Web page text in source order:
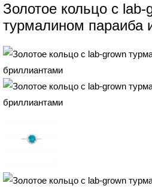
Золотое кольцо с lab-
турмалином параиба